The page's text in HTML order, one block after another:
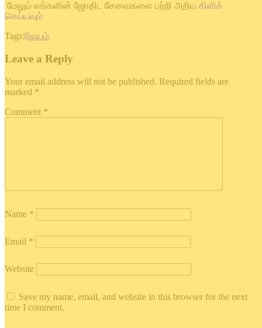
மேலும் எங்களின் ஜோதிட சேவைகளை பற்றி அறிய கிளிக்
செய்யவும்
Tags:ரிஷபம்
Leave a Reply
Your email address will not be published. Required fields are
marked *
Comment *
Name *
Email *
Website
Save my name, email, and website in this browser for the next
time I comment.